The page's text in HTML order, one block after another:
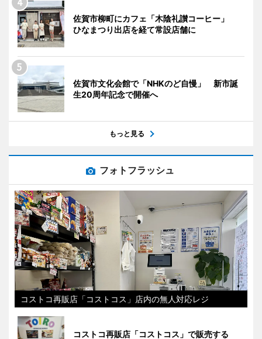
佐賀市柳町にカフェ「木陰礼讃コーヒー」
ひなまつり出店を経て常設店舗に
佐賀市文化会館で「NHKのど自慢」 新市誕
生20周年記念で開催へ
もっと見る
フォトフラッシュ
コストコ再販店「コストコス」店内の無人対応レジ
コストコ再販店「コストコス」で販売する